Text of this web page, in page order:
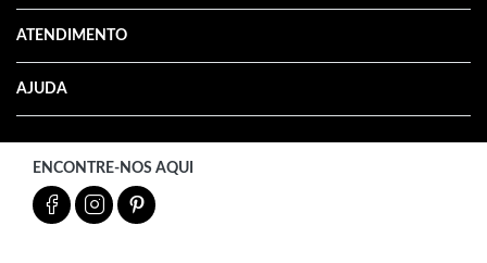
ATENDIMENTO
AJUDA
ENCONTRE-NOS AQUI